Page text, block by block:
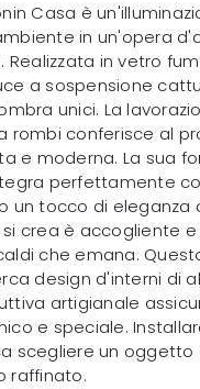
Casa è
in un'opera
in vetro
a sospensione
unici. La
rombi conferisce al
e moderna. La sua
perfettamente
un tocco di eleganza
crea è accogliente
che emana.
design d'interni di
artigianale
e speciale.
scegliere un oggetto
raffinato.